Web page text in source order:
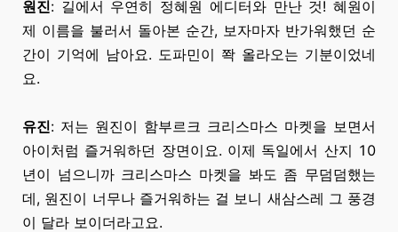
원진: 길에서 우연히 정혜원 에디터와 만난 것! 혜원이
제 이름을 불러서 돌아본 순간, 보자마자 반가워했던 순
간이 기억에 남아요. 도파민이 쫙 올라오는 기분이었네
요.
유진: 저는 원진이 함부르크 크리스마스 마켓을 보면서
아이처럼 즐거워하던 장면이요. 이제 독일에서 산지 10
년이 넘으니까 크리스마스 마켓을 봐도 좀 무덤덤했는
데, 원진이 너무나 즐거워하는 걸 보니 새삼스레 그 풍경
이 달라 보이더라고요.